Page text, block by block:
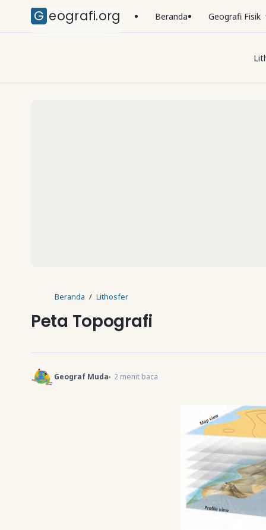
Geografi.org Beranda Geografi Fisik
Beranda Lithosfer
Peta Topografi
Geograf Muda 2menit baca